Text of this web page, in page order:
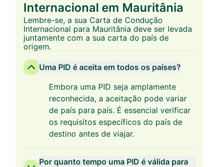
Internacional em Mauritânia
Lembre-se, a sua Carta de Condução
Internacional para Mauritânia deve ser levada
juntamente com a sua carta do país de
origem.
Uma PID é aceita em todos os países?
Embora uma PID seja amplamente
reconhecida, a aceitação pode variar
de país para país. É essencial verificar
os requisitos específicos do país de
destino antes de viajar.
Por quanto tempo uma PID é válida para